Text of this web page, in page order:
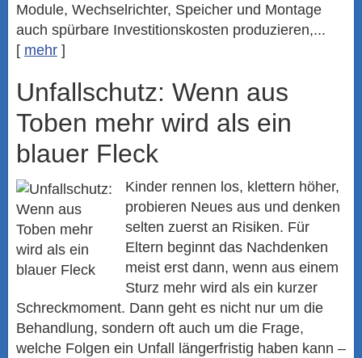
Module, Wechselrichter, Speicher und Montage
auch spürbare Investitionskosten produzieren,...
[ mehr ]
Unfallschutz: Wenn aus
Toben mehr wird als ein
blauer Fleck
Kinder rennen los, klettern höher,
probieren Neues aus und denken
selten zuerst an Risiken. Für
Eltern beginnt das Nachdenken
meist erst dann, wenn aus einem
Sturz mehr wird als ein kurzer
Schreckmoment. Dann geht es nicht nur um die
Behandlung, sondern oft auch um die Frage,
welche Folgen ein Unfall längerfristig haben kann –